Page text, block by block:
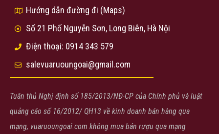
Hướng dẫn đường đi (Maps)
Số 21 Phố Nguyễn Sơn, Long Biên, Hà Nội
Điện thoại: 0914 343 579
salevuaruoungoai@gmail.com
Tuân thủ Nghị định số 185/2013/NĐ-CP của Chính phủ và luật
quảng cáo số 16/2012/ QH13 về kinh doanh bán hàng qua
mạng, vuaruoungoai.com không mua bán rượu qua mạng